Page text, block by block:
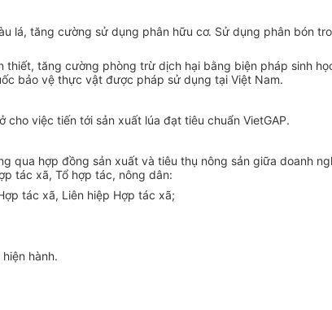
lá, tăng cường sử dụng phân hữu cơ. Sử dụng phân bón
tăng cường phòng trừ dịch hại bằng biện pháp sinh
bảo vệ thực vật được pháp sử dụng tại Việt Nam.
việc tiến tới sản xuất lúa đạt tiêu chuẩn VietGAP.
qua hợp đồng sản xuất và tiêu thụ nông sản giữa doanh
tác xã, Tổ hợp tác, nông dân:
tác xã, Liên hiệp Hợp tác xã;
hành.